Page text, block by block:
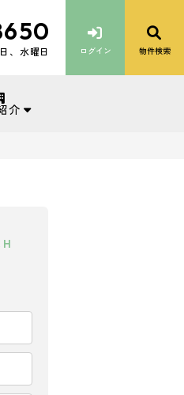
、水曜日 ログイン 物件検索
介